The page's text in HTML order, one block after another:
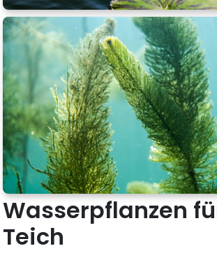
Wasserpflanzen
Teich